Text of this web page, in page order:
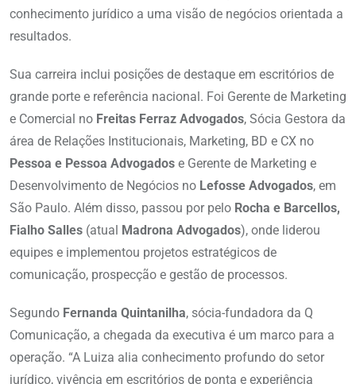
conhecimento jurídico a uma visão de negócios orientada a
resultados.
Sua carreira inclui posições de destaque em escritórios de
grande porte e referência nacional. Foi Gerente de Marketing
e Comercial no Freitas Ferraz Advogados, Sócia Gestora da
área de Relações Institucionais, Marketing, BD e CX no
Pessoa e Pessoa Advogados e Gerente de Marketing e
Desenvolvimento de Negócios no Lefosse Advogados, em
São Paulo. Além disso, passou por pelo Rocha e Barcellos,
Fialho Salles (atual Madrona Advogados), onde liderou
equipes e implementou projetos estratégicos de
comunicação, prospecção e gestão de processos.
Segundo Fernanda Quintanilha, sócia-fundadora da Q
Comunicação, a chegada da executiva é um marco para a
operação. “A Luiza alia conhecimento profundo do setor
jurídico, vivência em escritórios de ponta e experiência